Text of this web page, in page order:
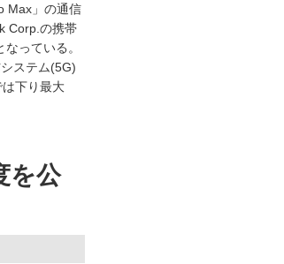
Max」の通信
Corp.の携帯
っている。
ステム(5G)
下り最大
を公